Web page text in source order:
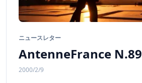
ニュースレター
AntenneFrance N.89
2000/2/9